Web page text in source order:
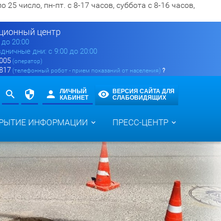
число, пн-пт. с 8-17 часов, суббота с 8-16 часов,
центр
до 20:00
дни: с 9:00 до 20:00
(оператор)
(телефонный робот - прием показаний от населения) ?
ЛИЧНЫЙ
КАБИНЕТ
ВЕРСИЯ САЙТА ДЛЯ
СЛАБОВИДЯЩИХ
ИНФОРМАЦИИ ПРЕСС-ЦЕНТР